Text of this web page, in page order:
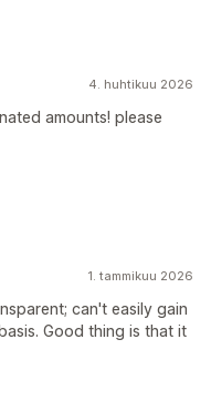
4. huhtikuu 2026
amounts! please
1. tammikuu 2026
can't easily gain
Good thing is that it